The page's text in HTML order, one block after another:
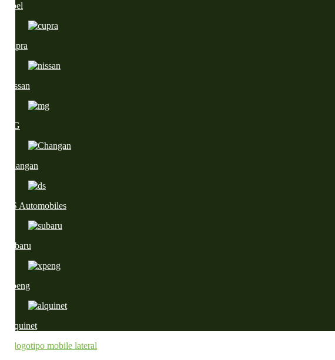
Opel
Cupra
Nissan
MG
Changan
DS Automobiles
Subaru
Xpeng
Alquinet